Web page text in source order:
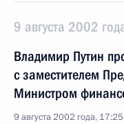
9 августа 2002
Владимир Путин
с заместителем
Министром
9 августа 2002 года, 17:25